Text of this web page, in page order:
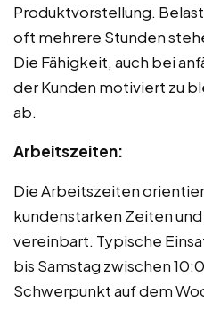
Produktvorstellung.
oft mehrere Stunden
Die Fähigkeit, auch bei
der Kunden motiviert zu
ab.
Arbeitszeiten:
Die Arbeitszeiten
kundenstarken Zeiten
vereinbart. Typische
bis Samstag zwischen
Schwerpunkt auf dem